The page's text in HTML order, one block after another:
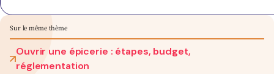
Sur le même thème
Ouvrir une épicerie : étapes, budget,
réglementation